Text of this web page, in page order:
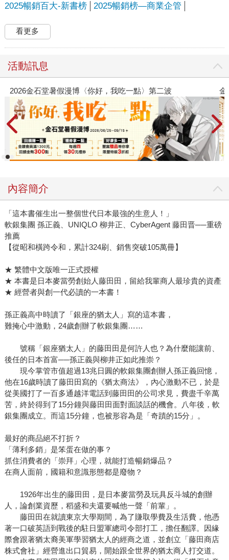
2025暢銷百大-新書榜 2025暢銷榜—商業企管
看更多
活動訊息
金石堂2026海外優惠：電子書
內容簡介
「這本書催生出一整個世代日本最強的生意人！」
軟銀集團 孫正義、UNIQLO 柳井正、CyberAgent 藤田晋──重磅
推薦
【從昭和橫跨令和，累計324刷、銷售突破105萬冊】
★ 繁體中文版唯一正式授權
★ 本書是日本麥當勞創始人藤田田，留給我輩商人最珍貴的資產
★ 經營者與創一代必讀的一本書！
孫正義高中時讀了「銀座的猶太人」寫的這本書，
難掩心中激動，24歲創辦了軟銀集團……
號稱「銀座猶太人」的藤田田是何許人也？為什麼能讓前、
後任的日本首富──孫正義與柳井正如此推崇？
現今掌管市值超過13兆日圓的軟銀集團創辦人孫正義回憶，
他在16歲時讀了藤田田寫的《猶太商法》，內心激動不已，於是
從美國打了一百多通越洋電話到藤田田的公司求見，費盡千辛萬
苦，終於得到了15分鐘與藤田田面對面談話的機會。八年後，軟
銀集團成立。而這15分鐘，也被形容為是「奇蹟的15分」。
最好的商品絕不打折？
「薄利多銷」是笨蛋在做的事？
抓住消費者的「崇拜」心理，就能打造暢銷爆品？
在商人面前，國籍和意識形態都是廢物？
1926年出生的藤田田，是日本麥當勞及玩具反斗城的創辦
人，論創業資歷，稻盛和夫還要喊他一聲「前輩」。
藤田田在就讀東京大學期間，為了賺取學費及生活費，他憑
著一口破英語到戰後的駐日盟軍總司令部打工，擔任翻譯。因緣
際會跟著猶太裔美軍學習猶太人的經商之道，並創立「藤田商店
株式會社」經營進出口貿易，開始跟全世界的猶太商人打交道。